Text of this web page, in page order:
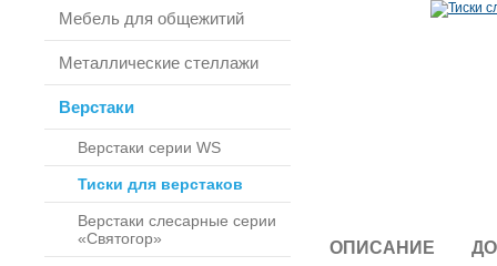
Мебель для общежитий
Металлические стеллажи
Верстаки
Верстаки серии WS
Тиски для верстаков
Верстаки слесарные серии
«Святогор»
ОПИСАНИЕ